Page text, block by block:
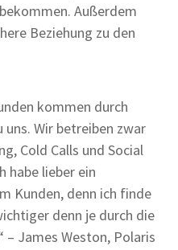
Außerdem
Beziehung zu den
kommen durch
Wir betreiben zwar
Cold Calls und Social
habe lieber ein
Kunden, denn ich finde
denn je durch die
– James Weston, Polaris